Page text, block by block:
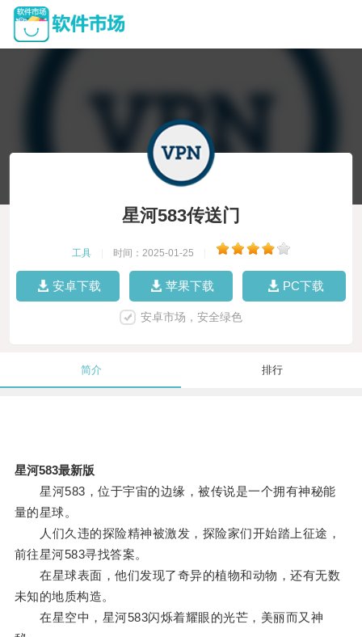
星河583传送门
工具 时间：2025-01-25
安卓下载 苹果下载 PC下载
安卓市场，安全绿色
简介 排行
星河583最新版
星河583，位于宇宙的边缘，被传说是一个拥有神秘能
量的星球。
人们久违的探险精神被激发，探险家们开始踏上征途，
前往星河583寻找答案。
在星球表面，他们发现了奇异的植物和动物，还有无数
未知的地质构造。
在星空中，星河583闪烁着耀眼的光芒，美丽而又神